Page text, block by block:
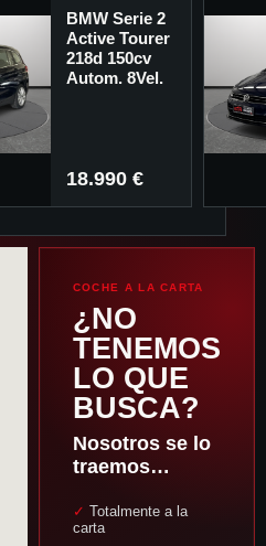
BMW Serie 2
Active Tourer
218d 150cv
Autom. 8Vel.
18.990 €
COCHE A LA CARTA
¿NO
TENEMOS
LO QUE
BUSCA?
Nosotros se lo
traemos…
✓ Totalmente a la
carta